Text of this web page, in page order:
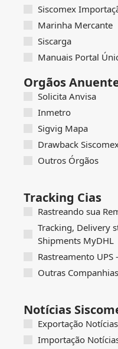
Siscomex
Marinha Mercante
Siscarga
Manuais Portal
Orgãos
Solicita Anvisa
Inmetro
Sigvig Mapa
Drawback
Outros Órgãos
Tracking Cias
Rastreando sua
Tracking, Delivery
Shipments MyDHL
Rastreamento UPS
Outras Companhias
Notícias
Exportação
Importação